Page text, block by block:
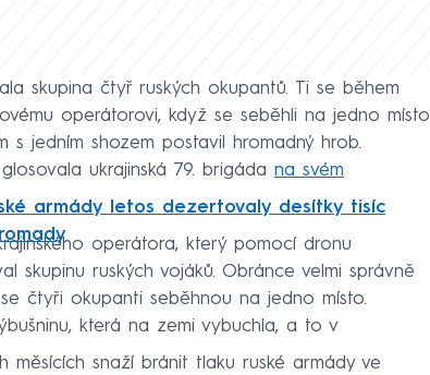
skupina čtyř ruských okupantů. Ti se během
operátorovi, když se seběhli na jedno místo
jedním shozem postavil hromadný hrob.
ukrajinská 79. brigáda na svém
armády letos dezertovaly desítky tisíc
operátora, který pomocí dronu
skupinu ruských vojáků. Obránce velmi správně
čtyři okupanti seběhnou na jedno místo.
která na zemi vybuchla, a to v
měsících snaží bránit tlaku ruské armády ve